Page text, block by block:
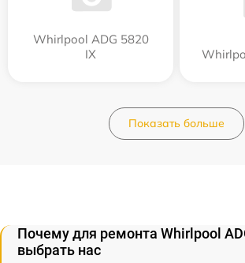
Whirlpool ADG 5820
IX
Показать больше
Почему для ремонта Whirlpool
выбрать нас